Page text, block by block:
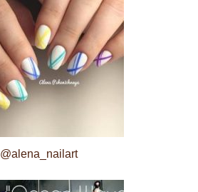
@alena_nailart